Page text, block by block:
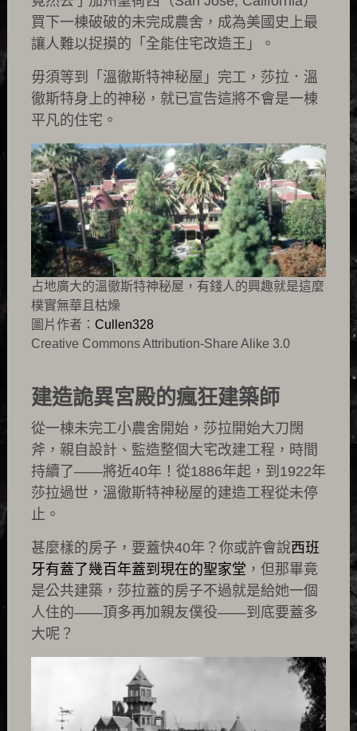
買下一棟破破的未完成農舍，成為美國史上最
讓人難以捉摸的「全能住宅改造王」。
毋須等到「溫徹斯特神秘屋」完工，莎拉．溫
徹斯特身上的神秘，就已宣告這將不會是一棟
平凡的住宅。
占地廣大的溫徹斯特神秘屋，有錢人的興趣就是這麼
樸實無華且枯燥
圖片作者： Cullen328
Creative Commons Attribution-Share Alike 3.0
建造詭異宮殿的瘋狂建築師
從一棟未完工小農舍開始，莎拉開始大刀闊
斧，親自設計、監造整個大宅改建工程，時間
持續了——將近40年！從1886年起，到1922年
莎拉過世，溫徹斯特神秘屋的建造工程從未停
止。
甚麼樣的房子，要蓋快40年？你或許會說西班
牙有蓋了幾百年蓋到現在的聖家堂 ，但那畢竟
是公共建築，莎拉蓋的房子不過就是給她一個
人住的——頂多再加親友僕役——到底要蓋多
大呢？